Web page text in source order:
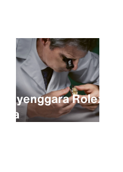
Menyenggara Rolex
anda